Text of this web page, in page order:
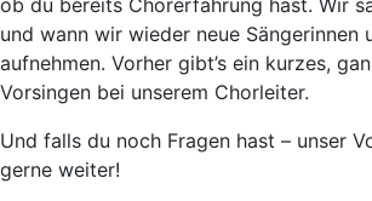
ob du bereits Chorerfahrung hast. Wir
und wann wir wieder neue Sängerinnen
aufnehmen. Vorher gibt’s ein kurzes,
Vorsingen bei unserem Chorleiter.
Und falls du noch Fragen hast – unser
gerne weiter!